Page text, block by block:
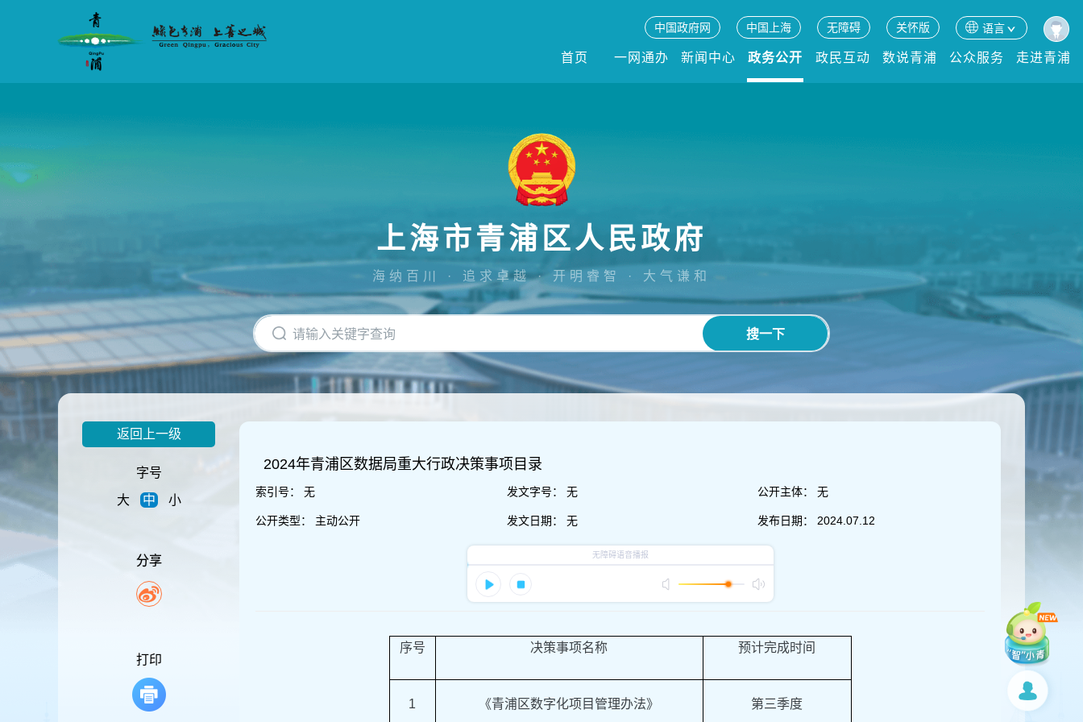
网
主
要
内
容
区
域
中国政府网 中国上海 无障碍 关怀版 语言
首页 一网通办 新闻中心 政务公开 政民互动 数说青浦 公众服务 走进青浦
上海市青浦区人民政府
海纳百川 · 追求卓越 · 开明睿智 · 大气谦和
搜一下
返回上一级
字号
大
中 小
分享
打印
2024年青浦区数据局重大行政决策事项目录
索引号： 无
公开类型： 主动公开
发文字号： 无
发文日期： 无
公开主体： 无
发布日期： 2024.07.12
序号 决策事项名称 预计完成时间
1 《青浦区数字化项目管理办法》 第三季度